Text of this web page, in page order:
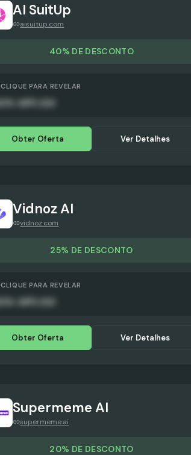
AI SuitUp
aisuitup.com
40% DE DESCONTO
CLIQUE PARA REVELAR
Obter Oferta Ver Detalhes
Vidnoz AI
vidnoz.com
25% DE DESCONTO
CLIQUE PARA REVELAR
Obter Oferta Ver Detalhes
Supermeme AI
supermeme.ai
20% DE DESCONTO